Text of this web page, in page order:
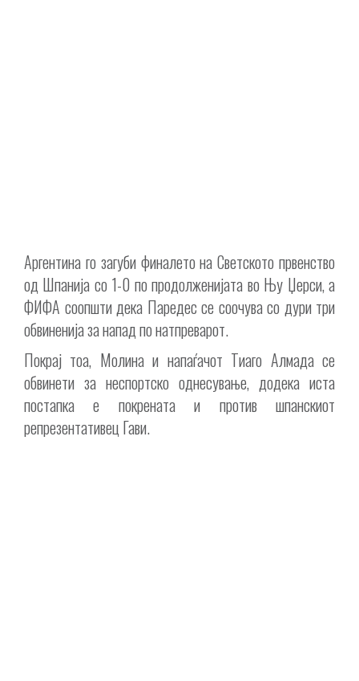
Аргентина го загуби финалето на Светското првенство
од Шпанија со 1-0 по продолженијата во Њу Џерси, а
ФИФА соопшти дека Паредес се соочува со дури три
обвиненија за напад по натпреварот.
Покрај тоа, Молина и напаѓачот Тиаго Алмада се
обвинети за неспортско однесување, додека иста
постапка е покрената и против шпанскиот
репрезентативец Гави.